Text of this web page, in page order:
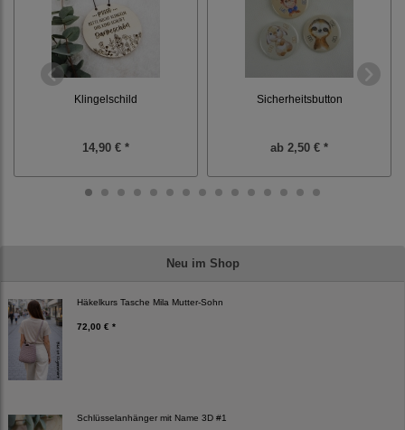
Neu im Shop
Häkelkurs Tasche Mila Mutter-Sohn
72,00 € *
Schlüsselanhänger mit Name 3D #1
Klingelschild
14,90 € *
Sicherheitsbutton
ab 2,50 € *